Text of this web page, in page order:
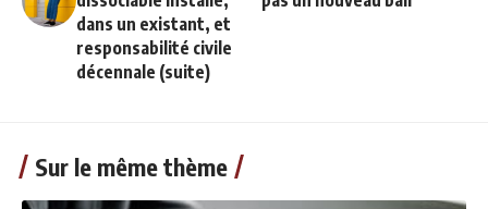
dans un existant, et
responsabilité civile
décennale (suite)
Sur le même thème